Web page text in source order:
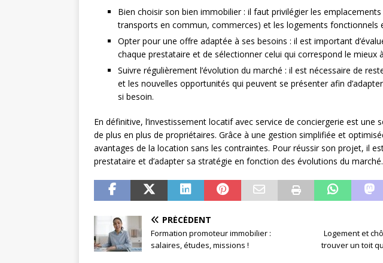
Bien choisir son bien immobilier : il faut privilégier les
transports en commun, commerces) et les logements fonctionnels
Opter pour une offre adaptée à ses besoins : il est important
chaque prestataire et de sélectionner celui qui correspond le mieux
Suivre régulièrement l’évolution du marché : il est nécessaire de
et les nouvelles opportunités qui peuvent se présenter afin
si besoin.
En définitive, l’investissement locatif avec service de conciergerie est une
de plus en plus de propriétaires. Grâce à une gestion simplifiée et
avantages de la location sans les contraintes. Pour réussir son projet, il
prestataire et d’adapter sa stratégie en fonction des évolutions du marché.
PRÉCÉDENT
Formation promoteur immobilier :
salaires, études, missions !
Logement et
trouver un toit